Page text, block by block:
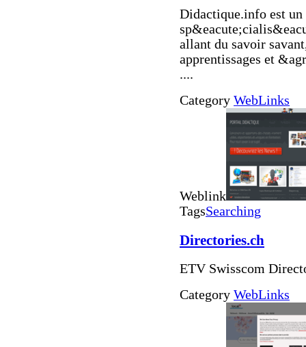
Didactique.info est
allant du savoir
apprentissages et
....
Category WebLinks
Weblink
TagsSearching
Directories.ch
ETV Swisscom
Category WebLinks